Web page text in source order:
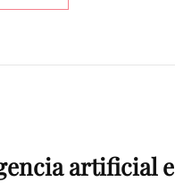
artificial